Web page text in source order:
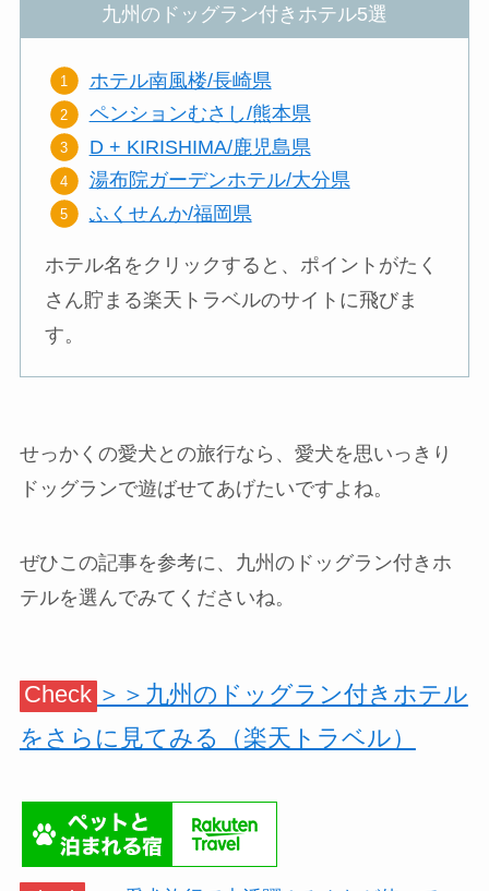
九州のドッグラン付きホテル5選
ホテル南風楼/長崎県
ペンションむさし/熊本県
D + KIRISHIMA/鹿児島県
湯布院ガーデンホテル/大分県
ふくせんか/福岡県
ホテル名をクリックすると、ポイントがたく
さん貯まる楽天トラベルのサイトに飛びま
す。
せっかくの愛犬との旅行なら、愛犬を思いっきり
ドッグランで遊ばせてあげたいですよね。
ぜひこの記事を参考に、九州のドッグラン付きホ
テルを選んでみてくださいね。
Check ＞＞九州のドッグラン付きホテル
をさらに見てみる（楽天トラベル）